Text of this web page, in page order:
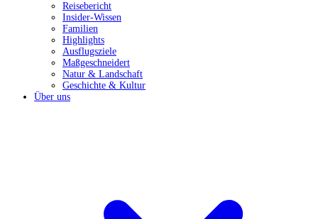
Reisebericht
Insider-Wissen
Familien
Highlights
Ausflugsziele
Maßgeschneidert
Natur & Landschaft
Geschichte & Kultur
Über uns